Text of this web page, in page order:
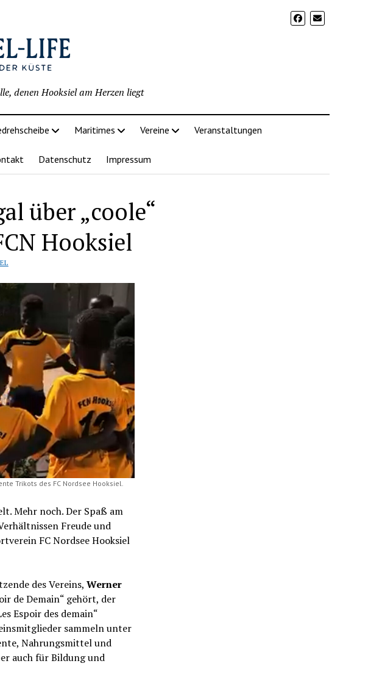
denen Hooksiel am Herzen liegt
Maritimes Vereine Veranstaltungen
Datenschutz Impressum
über „coole“
Hooksiel
Trikots des FC Nordsee Hooksiel.
Mehr noch. Der Spaß am
Freude und
FC Nordsee Hooksiel
des Vereins, Werner
de Demain“ gehört, der
Espoir des demain“
sammeln unter
Nahrungsmittel und
auch für Bildung und